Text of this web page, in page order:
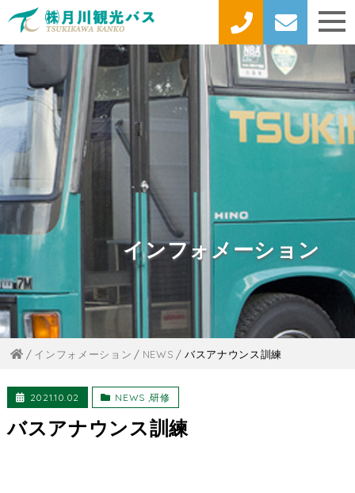
インフォメーション
インフォメーション NEWS バスアナウンス訓練
2021.10.02 NEWS ,研修
バスアナウンス訓練